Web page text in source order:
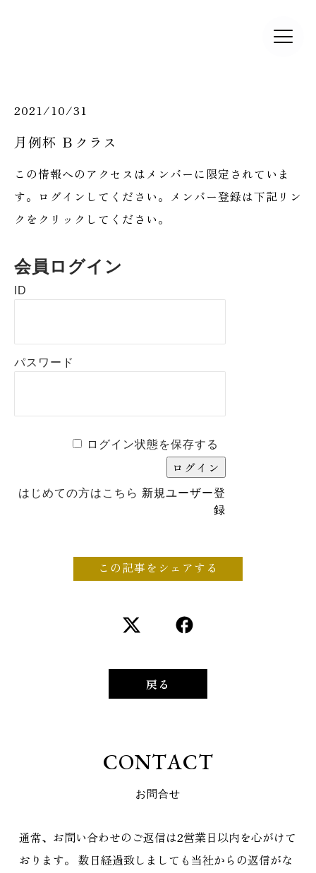
2021/10/31
月例杯 Ｂクラス
この情報へのアクセスはメンバーに限定されていま
す。ログインしてください。メンバー登録は下記リン
クをクリックしてください。
会員ログイン
ID
パスワード
ログイン状態を保存する
はじめての方はこちら 新規ユーザー登
録
この記事をシェアする
戻る
CONTACT
お問合せ
通常、お問い合わせのご返信は2営業日以内を心がけて
おります。 数日経過致しましても当社からの返信がな